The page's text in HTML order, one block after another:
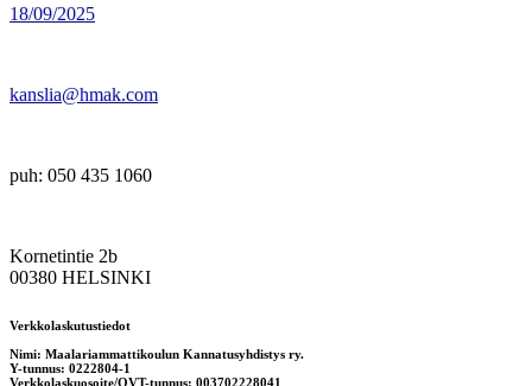
18/09/2025
kanslia@hmak.com
puh: 050 435 1060
Kornetintie 2b
00380 HELSINKI
Verkkolaskutustiedot
Nimi: Maalariammattikoulun Kannatusyhdistys ry.
Y-tunnus: 0222804-1
Verkkolaskuosoite/OVT-tunnus: 003702228041